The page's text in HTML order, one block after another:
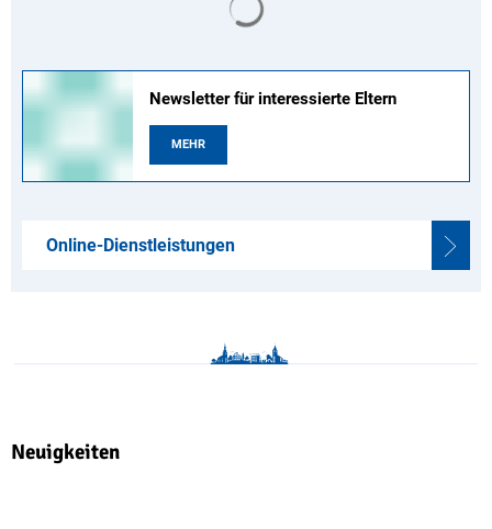
Newsletter für interessierte Eltern
MEHR
Online-Dienstleistungen
Neuigkeiten